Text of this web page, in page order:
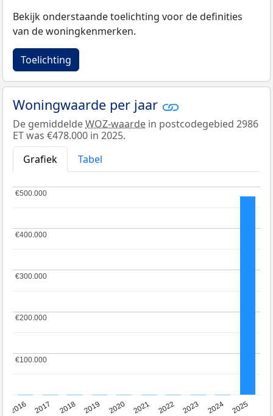
Bekijk onderstaande toelichting voor de definities
van de woningkenmerken.
Toelichting
Woningwaarde per jaar
De gemiddeldeWOZ-waarde in postcodegebied 2986
ET was €478.000 in 2025.
Grafiek
Tabel
2016 2017 2018 2019 2020 2021 2022 2023 2024 2025
€100.000
€100.000
€200.000
€200.000
€300.000
€300.000
€400.000
€400.000
€500.000
€500.000